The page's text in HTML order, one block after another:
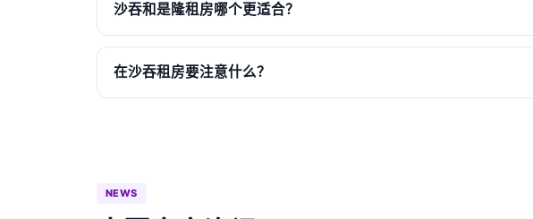
沙吞和是隆租房哪个更适合？
在沙吞租房要注意什么？
NEWS